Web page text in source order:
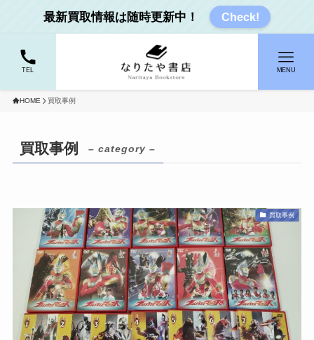
最新買取情報は随時更新中！ Check!
TEL MENU
HOME 買取事例
買取事例 – category –
買取事例